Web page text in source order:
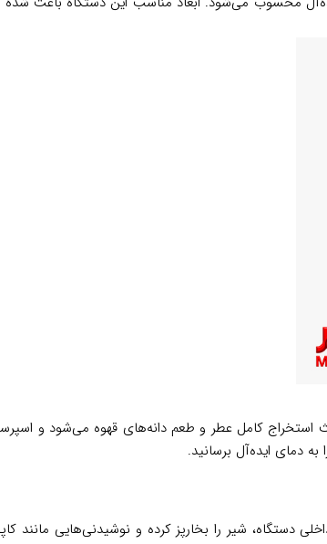
این فشار بالا باعث استخراج کامل عطر و طعم دانه‌های قهوه می‌شود و
دمای ایده‌آل برسانید.
دستگاه، شیر را بخارپز کرده و نوشیدنی‌هایی مانند